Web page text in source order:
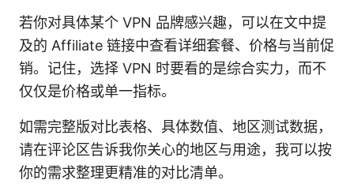
若你对具体某个 VPN 品牌感兴趣，可以在文中提
及的 Affiliate 链接中查看详细套餐、价格与当前促
销。记住，选择 VPN 时要看的是综合实力，而不
仅仅是价格或单一指标。
如需完整版对比表格、具体数值、地区测试数据，
请在评论区告诉我你关心的地区与用途，我可以按
你的需求整理更精准的对比清单。